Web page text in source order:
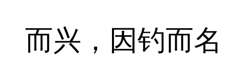
而兴，因钓而